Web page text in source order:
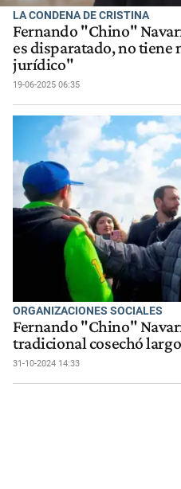
LA CONDENA DE CRISTINA
Fernando "Chino"
es disparatado, no tiene
jurídico"
19-06-2025 06:35
ORGANIZACIONES SOCIALES
Fernando "Chino"
tradicional cosechó
31-10-2024 14:33